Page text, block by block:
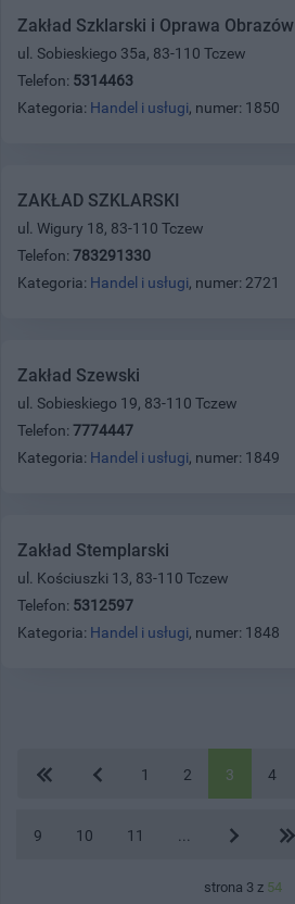
Zakład Szklarski i Oprawa Obrazów
ul. Sobieskiego 35a, 83-110 Tczew
Telefon: 5314463
Kategoria: Handel i usługi, numer: 1850
ZAKŁAD SZKLARSKI
ul. Wigury 18, 83-110 Tczew
Telefon: 783291330
Kategoria: Handel i usługi, numer: 2721
Zakład Szewski
ul. Sobieskiego 19, 83-110 Tczew
Telefon: 7774447
Kategoria: Handel i usługi, numer: 1849
Zakład Stemplarski
ul. Kościuszki 13, 83-110 Tczew
Telefon: 5312597
Kategoria: Handel i usługi, numer: 1848
1 2 3 4
9 10 11
strona 3 z 54